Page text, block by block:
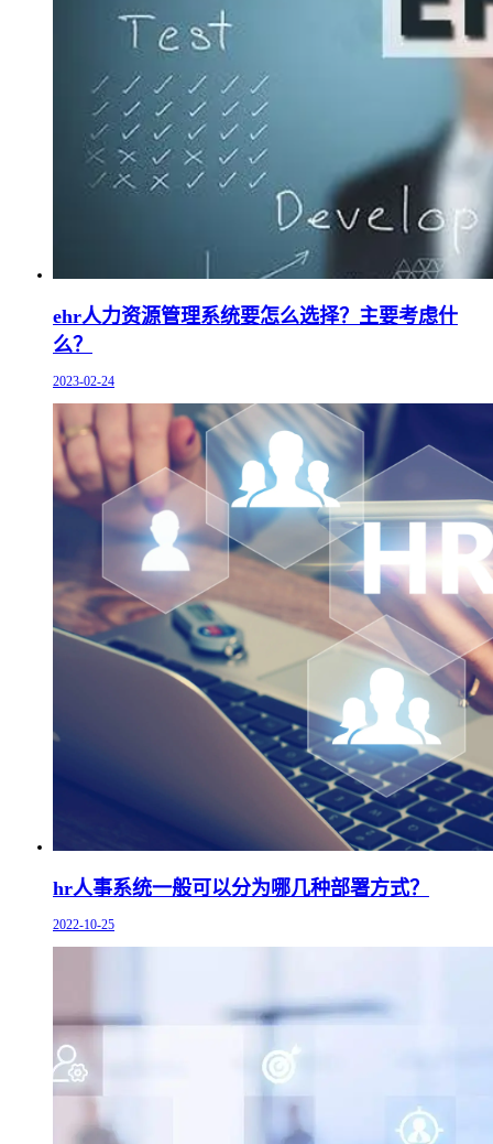
ehr人力资源管理系统要怎么选择？主要考虑什
么？
2023-02-24
hr人事系统一般可以分为哪几种部署方式？
2022-10-25